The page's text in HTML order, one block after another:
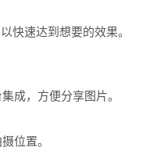
快速达到想要的效果。
成，方便分享图片。
位置。